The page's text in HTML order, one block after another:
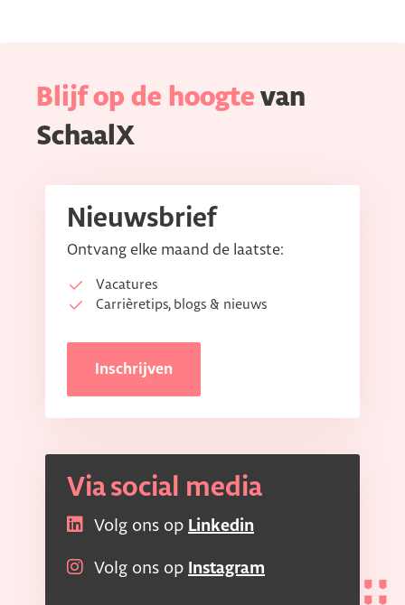
Blijf op de hoogte van
SchaalX
Nieuwsbrief
Ontvang elke maand de laatste:
Vacatures
Carrièretips, blogs & nieuws
Inschrijven
Via social media
Volg ons op Linkedin
Volg ons op Instagram